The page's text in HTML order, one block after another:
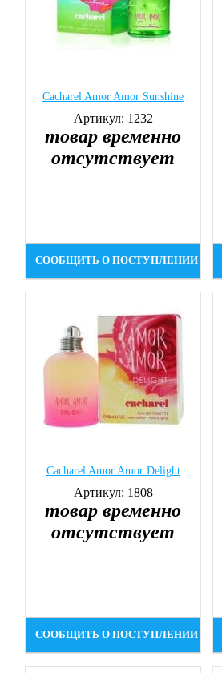
Cacharel Amor Amor Sunshine
Артикул: 1232
товар временно
отсутствует
СООБЩИТЬ О ПОСТУПЛЕНИИ
Cacharel Amor Amor Delight
Артикул: 1808
товар временно
отсутствует
СООБЩИТЬ О ПОСТУПЛЕНИИ